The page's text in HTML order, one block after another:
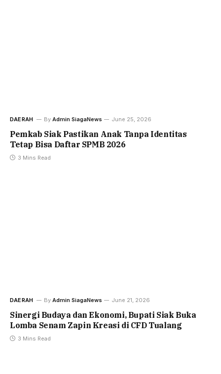
DAERAH By Admin SiagaNews June 25, 2026
Pemkab Siak Pastikan Anak Tanpa Identitas
Tetap Bisa Daftar SPMB 2026
3 Mins Read
DAERAH By Admin SiagaNews June 21, 2026
Sinergi Budaya dan Ekonomi, Bupati Siak Buka
Lomba Senam Zapin Kreasi di CFD Tualang
3 Mins Read